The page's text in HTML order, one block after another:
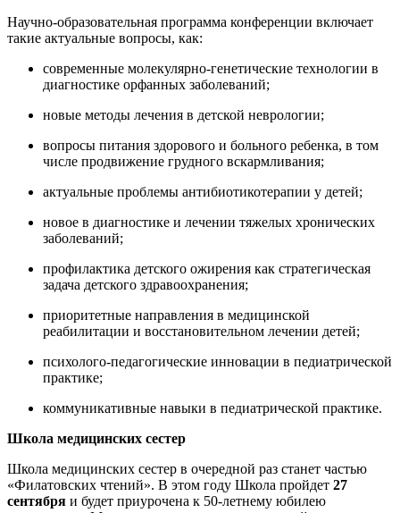
Научно-образовательная программа конференции включает
такие актуальные вопросы, как:
современные молекулярно-генетические технологии в
диагностике орфанных заболеваний;
новые методы лечения в детской неврологии;
вопросы питания здорового и больного ребенка, в том
числе продвижение грудного вскармливания;
актуальные проблемы антибиотикотерапии у детей;
новое в диагностике и лечении тяжелых хронических
заболеваний;
профилактика детского ожирения как стратегическая
задача детского здравоохранения;
приоритетные направления в медицинской
реабилитации и восстановительном лечении детей;
психолого-педагогические инновации в педиатрической
практике;
коммуникативные навыки в педиатрической практике.
Школа медицинских сестер
Школа медицинских сестер в очередной раз станет частью
«Филатовских чтений». В этом году Школа пройдет 27
сентября и будет приурочена к 50-летнему юбилею